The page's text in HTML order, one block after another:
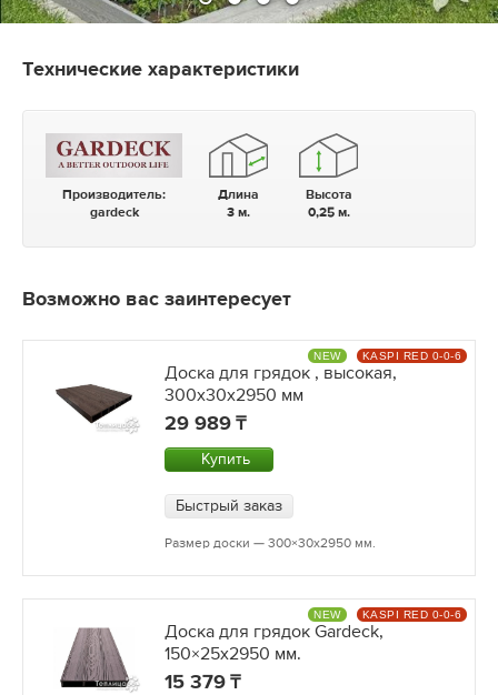
Технические характеристики
Производитель:
gardeck
Длина
3 м.
Высота
0,25 м.
Возможно вас заинтересует
Доска для грядок , высокая,
300x30х2950 мм
29 989
Купить
Быстрый заказ
Размер доски — 300×30х2950 мм.
NEW KASPI RED 0-0-6
Доска для грядок Gardeck,
150×25х2950 мм.
15 379
NEW KASPI RED 0-0-6